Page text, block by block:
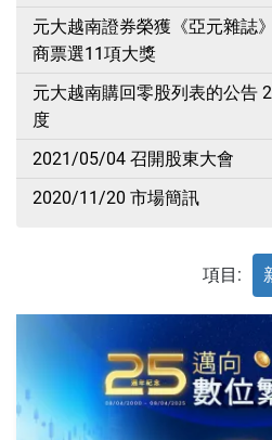
元大越南證券榮獲《亞元雜誌
商票選11項大獎
元大越南購回零股列表的公告
度
2021/05/04 召開股東大會
2020/11/20 市場簡訊
項目: